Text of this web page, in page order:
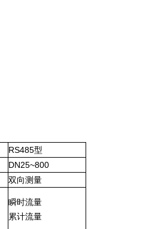
RS485型
DN25~800
双向测量
瞬时流量
累计流量